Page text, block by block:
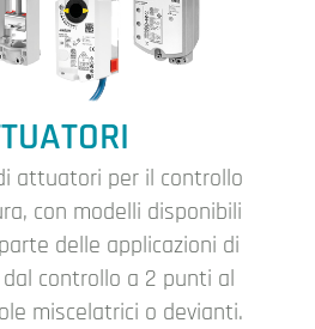
attuatori per il controllo
con modelli disponibili
delle applicazioni di
controllo a 2 punti al
miscelatrici o devianti.